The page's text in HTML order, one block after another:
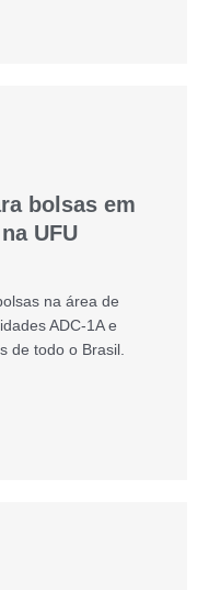
bolsas em
UFU
na área de
ADC-1A e
de todo o Brasil.